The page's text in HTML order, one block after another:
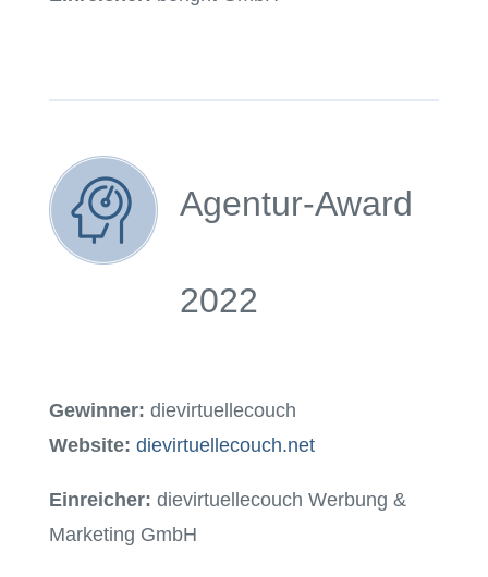
Agentur-Award
2022
Gewinner: dievirtuellecouch
Website: dievirtuellecouch.net
Einreicher: dievirtuellecouch Werbung &
Marketing GmbH